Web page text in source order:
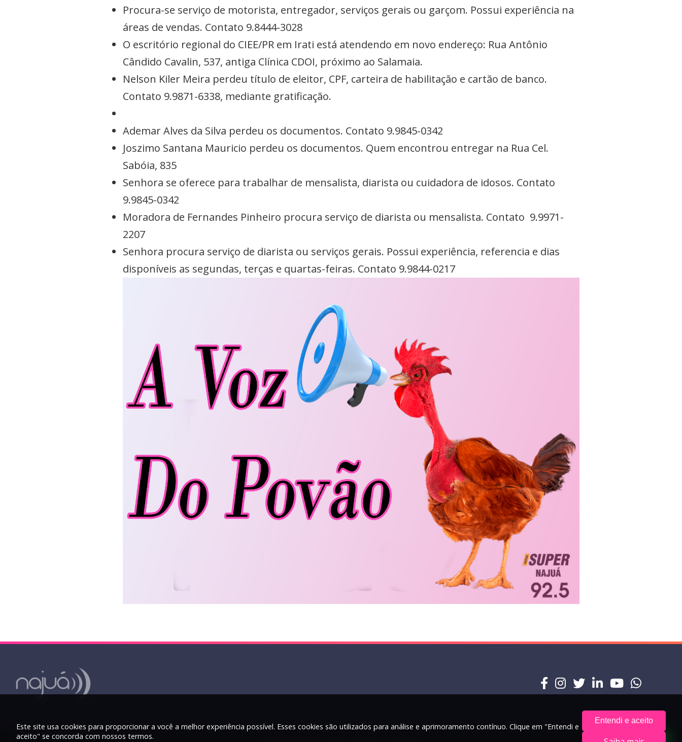
Procura-se serviço de motorista, entregador, serviços gerais ou garçom. Possui experiência na
áreas de vendas. Contato 9.8444-3028
O escritório regional do CIEE/PR em Irati está atendendo em novo endereço: Rua Antônio
Cândido Cavalin, 537, antiga Clínica CDOI, próximo ao Salamaia.
Nelson Kiler Meira perdeu título de eleitor, CPF, carteira de habilitação e cartão de banco.
Contato 9.9871-6338, mediante gratificação.
Ademar Alves da Silva perdeu os documentos. Contato 9.9845-0342
Joszimo Santana Mauricio perdeu os documentos. Quem encontrou entregar na Rua Cel.
Sabóia, 835
Senhora se oferece para trabalhar de mensalista, diarista ou cuidadora de idosos. Contato
9.9845-0342
Moradora de Fernandes Pinheiro procura serviço de diarista ou mensalista. Contato 9.9971-
2207
Senhora procura serviço de diarista ou serviços gerais. Possui experiência, referencia e dias
disponíveis as segundas, terças e quartas-feiras. Contato 9.9844-0217
Este site usa cookies para proporcionar a você a melhor experiência possível. Esses cookies são utilizados para análise e aprimoramento contínuo. Clique em "Entendi e
aceito" se concorda com nossos termos.
Entendi e aceito